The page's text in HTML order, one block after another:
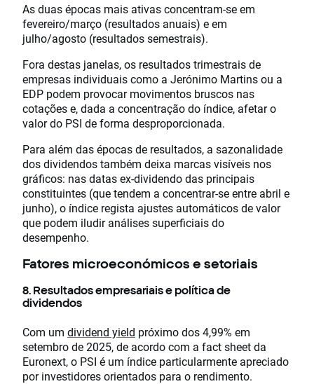
As duas épocas mais ativas concentram-se em
fevereiro/março (resultados anuais) e em
julho/agosto (resultados semestrais).
Fora destas janelas, os resultados trimestrais de
empresas individuais como a Jerónimo Martins ou a
EDP podem provocar movimentos bruscos nas
cotações e, dada a concentração do índice, afetar o
valor do PSI de forma desproporcionada.
Para além das épocas de resultados, a sazonalidade
dos dividendos também deixa marcas visíveis nos
gráficos: nas datas ex-dividendo das principais
constituintes (que tendem a concentrar-se entre abril e
junho), o índice regista ajustes automáticos de valor
que podem iludir análises superficiais do
desempenho.
Fatores microeconómicos e setoriais
8. Resultados empresariais e política de
dividendos
Com um dividend yield próximo dos 4,99% em
setembro de 2025, de acordo com a fact sheet da
Euronext, o PSI é um índice particularmente apreciado
por investidores orientados para o rendimento.